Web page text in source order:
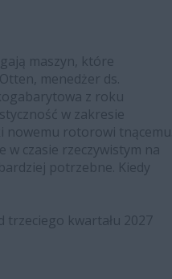
maszyn, które
menedżer ds.
z roku
w zakresie
nowemu rotorowi tnącemu.
czasie rzeczywistym na
potrzebne. Kiedy
trzeciego kwartału 2027